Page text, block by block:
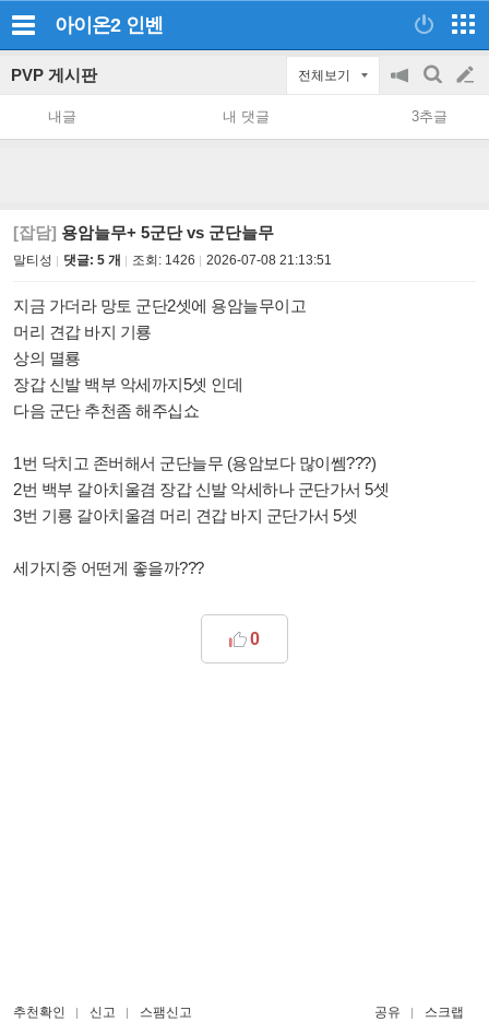
아이온2 인벤
PVP 게시판 전체보기
공
on/off
검
색
글
쓰
내글 내 댓글 3추글
[잡담] 용암늘무+ 5군단 vs 군단늘무
말티성 댓글: 5 개 조회: 1426 2026-07-08 21:13:51
지금 가더라 망토 군단2셋에 용암늘무이고
머리 견갑 바지 기룡
상의 멸룡
장갑 신발 백부 악세까지5셋 인데
다음 군단 추천좀 해주십쇼
1번 닥치고 존버해서 군단늘무 (용암보다 많이쎔???)
2번 백부 갈아치울겸 장갑 신발 악세하나 군단가서 5셋
3번 기룡 갈아치울겸 머리 견갑 바지 군단가서 5셋
세가지중 어떤게 좋을까???
0
추천확인 신고 스팸신고 공유 스크랩